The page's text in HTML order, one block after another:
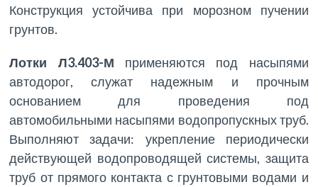
Конструкция устойчива при морозном пучении
грунтов.
Лотки Л3.403-М применяются под насыпями
автодорог, служат надежным и прочным
основанием для проведения под
автомобильными насыпями водопропускных труб.
Выполняют задачи: укрепление периодически
действующей водопроводящей системы, защита
труб от прямого контакта с грунтовыми водами и